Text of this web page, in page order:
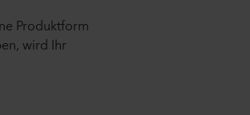
Produktform
wird Ihr